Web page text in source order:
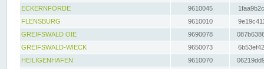
ECKERNFÖRDE
9610045
FLENSBURG
9610010
GREIFSWALD OIE
9690078
GREIFSWALD-WIECK
9650073
HEILIGENHAFEN
9610070